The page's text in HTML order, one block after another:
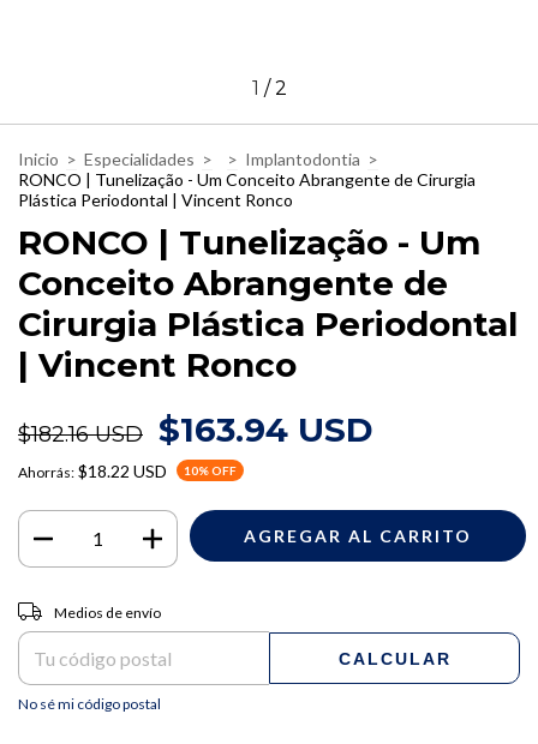
1 /2
Inicio > Especialidades > > Implantodontia >
RONCO | Tunelização - Um Conceito Abrangente de Cirurgia
Plástica Periodontal | Vincent Ronco
RONCO | Tunelização - Um
Conceito Abrangente de
Cirurgia Plástica Periodontal
| Vincent Ronco
$182.16 USD $163.94 USD
Ahorrás: $18.22 USD 10% OFF
Entregas para el CP:
Medios de envío
CALCULAR
No sé mi código postal